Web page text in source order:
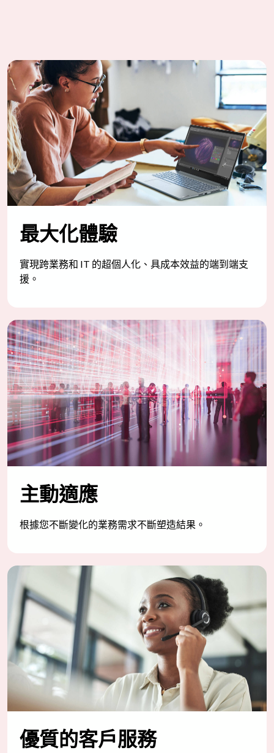
最大化體驗
實現跨業務和 IT 的超個人化、具成本效益的端到端支
援。
主動適應
根據您不斷變化的業務需求不斷塑造結果。
優質的客戶服務